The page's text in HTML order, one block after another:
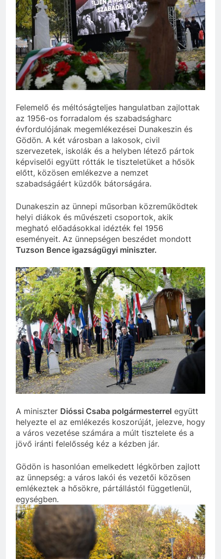
a Tisza Világ
applikáció
botránya
10 Hónap Ezelőtt
Dobrev programot
hirdet, a Tisza a Dunán
hajókázik
10 Hónap Ezelőtt
Felemelő és méltóságteljes hangulatban zajlottak
az 1956-os forradalom és szabadságharc
évfordulójának megemlékezései Dunakeszin és
Gödön. A két városban a lakosok, civil
szervezetek, iskolák és a helyben létező pártok
képviselői együtt rótták le tiszteletüket a hősök
előtt, közösen emlékezve a nemzet
szabadságáért küzdők bátorságára.
Dunakeszin az ünnepi műsorban közreműködtek
helyi diákok és művészeti csoportok, akik
megható előadásokkal idézték fel 1956
eseményeit. Az ünnepségen beszédet mondott
Tuzson Bence igazságügyi miniszter.
A miniszter Dióssi Csaba polgármesterrel együtt
helyezte el az emlékezés koszorúját, jelezve, hogy
a város vezetése számára a múlt tisztelete és a
jövő iránti felelősség kéz a kézben jár.
Gödön is hasonlóan emelkedett légkörben zajlott
az ünnepség: a város lakói és vezetői közösen
emlékeztek a hősökre, pártállástól függetlenül,
egységben.